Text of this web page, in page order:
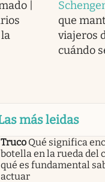
|
que
viajeros
cuándo
más leidas
Truco Qué significa
botella en la rueda del
qué es fundamental
actuar